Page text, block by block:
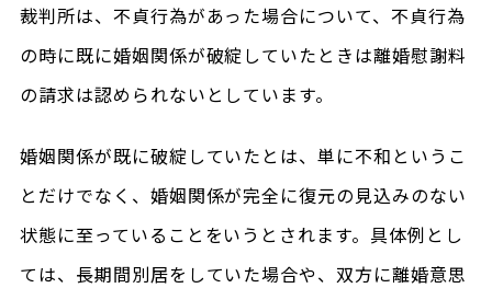
裁判所は、不貞行為があった場合について、不貞行為
の時に既に婚姻関係が破綻していたときは離婚慰謝料
の請求は認められないとしています。
婚姻関係が既に破綻していたとは、単に不和というこ
とだけでなく、婚姻関係が完全に復元の見込みのない
状態に至っていることをいうとされます。具体例とし
ては、長期間別居をしていた場合や、双方に離婚意思